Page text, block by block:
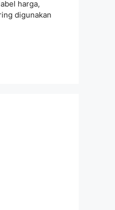
harga,
digunakan